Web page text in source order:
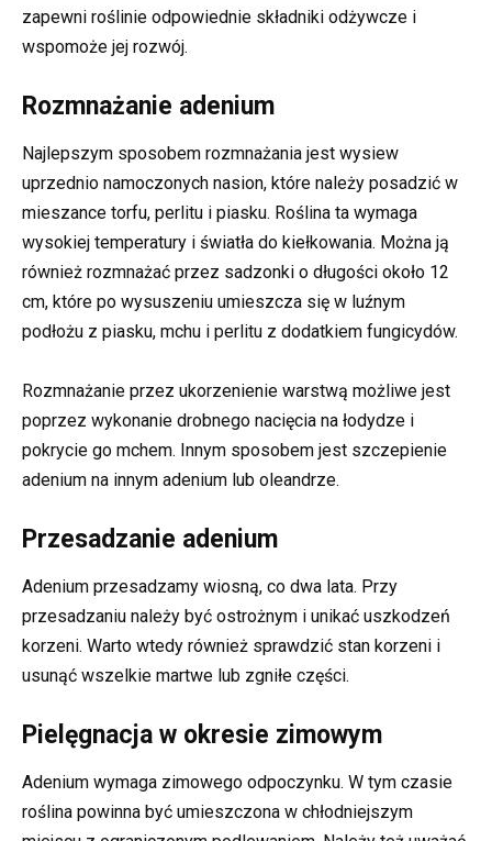
zapewni roślinie odpowiednie składniki odżywcze i
wspomoże jej rozwój.
Rozmnażanie adenium
Najlepszym sposobem rozmnażania jest wysiew
uprzednio namoczonych nasion, które należy posadzić w
mieszance torfu, perlitu i piasku. Roślina ta wymaga
wysokiej temperatury i światła do kiełkowania. Można ją
również rozmnażać przez sadzonki o długości około 12
cm, które po wysuszeniu umieszcza się w luźnym
podłożu z piasku, mchu i perlitu z dodatkiem fungicydów.
Rozmnażanie przez ukorzenienie warstwą możliwe jest
poprzez wykonanie drobnego nacięcia na łodydze i
pokrycie go mchem. Innym sposobem jest szczepienie
adenium na innym adenium lub oleandrze.
Przesadzanie adenium
Adenium przesadzamy wiosną, co dwa lata. Przy
przesadzaniu należy być ostrożnym i unikać uszkodzeń
korzeni. Warto wtedy również sprawdzić stan korzeni i
usunąć wszelkie martwe lub zgniłe części.
Pielęgnacja w okresie zimowym
Adenium wymaga zimowego odpoczynku. W tym czasie
roślina powinna być umieszczona w chłodniejszym